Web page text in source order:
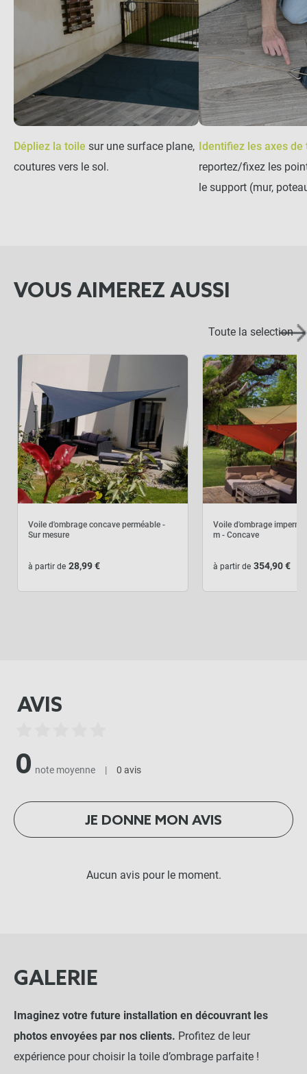
Dépliez la toile sur une surface plane,
coutures vers le sol.
Identifiez les axes de
reportez/fixez les
le support (mur,
VOUS AIMEREZ AUSSI
Toute la selection
Voile d'ombrage concave perméable -
Sur mesure
à partir de 28,99 €
Voile d'ombrage
m - Concave
à partir de 354,90 €
AVIS
0 note moyenne | 0 avis
JE DONNE MON AVIS
Aucun avis pour le moment.
GALERIE
Imaginez votre future installation en découvrant les
photos envoyées par nos clients. Profitez de leur
expérience pour choisir la toile d’ombrage parfaite !